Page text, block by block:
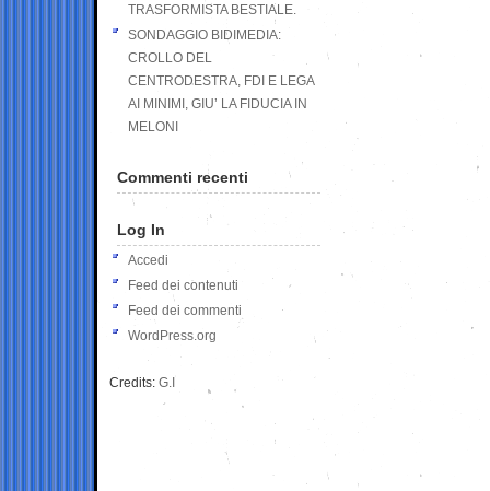
TRASFORMISTA BESTIALE.
SONDAGGIO BIDIMEDIA:
CROLLO DEL
CENTRODESTRA, FDI E LEGA
AI MINIMI, GIU’ LA FIDUCIA IN
MELONI
Commenti recenti
Log In
Accedi
Feed dei contenuti
Feed dei commenti
WordPress.org
Credits: G.I